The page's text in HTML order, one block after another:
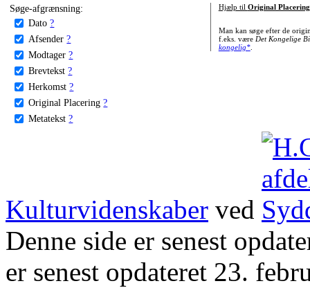
Søge-afgrænsning:
Dato ?
Afsender ?
Modtager ?
Brevtekst ?
Herkomst ?
Original Placering ?
Metatekst ?
Hjælp til Original Placering
Man kan søge efter de
f.eks. være Det Kongelige
kongelig*.
Kulturvidenskaber ved
Denne side er senest
er senest opdateret 23.